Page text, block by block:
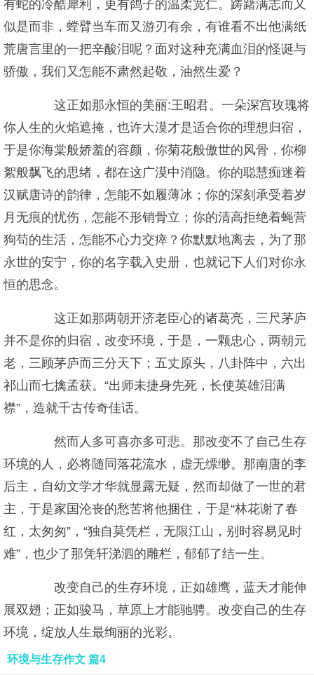
有蛇的冷酷犀利，更有鸽子的温柔宽仁。踌躇满志而又
似是而非，螳臂当车而又游刃有余，有谁看不出他满纸
荒唐言里的一把辛酸泪呢？面对这种充满血泪的怪诞与
骄傲，我们又怎能不肃然起敬，油然生爱？
这正如那永恒的美丽:王昭君。一朵深宫玫瑰将
你人生的火焰遮掩，也许大漠才是适合你的理想归宿，
于是你海棠般娇羞的容颜，你菊花般傲世的风骨，你柳
絮般飘飞的思绪，都在这广漠中消隐。你的聪慧痴迷着
汉赋唐诗的韵律，怎能不如履薄冰；你的深刻承受着岁
月无痕的忧伤，怎能不形销骨立；你的清高拒绝着蝇营
狗苟的生活，怎能不心力交瘁？你默默地离去，为了那
永世的安宁，你的名字载入史册，也就记下人们对你永
恒的思念。
这正如那两朝开济老臣心的诸葛亮，三尺茅庐
并不是你的归宿，改变环境，于是，一颗忠心，两朝元
老，三顾茅庐而三分天下；五丈原头，八卦阵中，六出
祁山而七擒孟获。“出师未捷身先死，长使英雄泪满
襟”，造就千古传奇佳话。
然而人多可喜亦多可悲。那改变不了自己生存
环境的人，必将随同落花流水，虚无缥缈。那南唐的李
后主，自幼文学才华就显露无疑，然而却做了一世的君
主，于是家国沦丧的愁苦将他捆住，于是“林花谢了春
红，太匆匆”，“独自莫凭栏，无限江山，别时容易见时
难”，也少了那凭轩涕泗的雕栏，郁郁了结一生。
改变自己的生存环境，正如雄鹰，蓝天才能伸
展双翅；正如骏马，草原上才能驰骋。改变自己的生存
环境，绽放人生最绚丽的光彩。
环境与生存作文 篇4